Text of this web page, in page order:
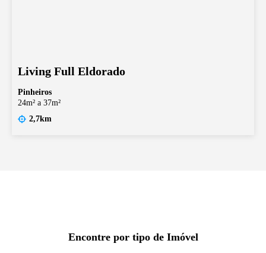
Living Full Eldorado
Pinheiros
24m² a 37m²
2,7km
Encontre por tipo de Imóvel